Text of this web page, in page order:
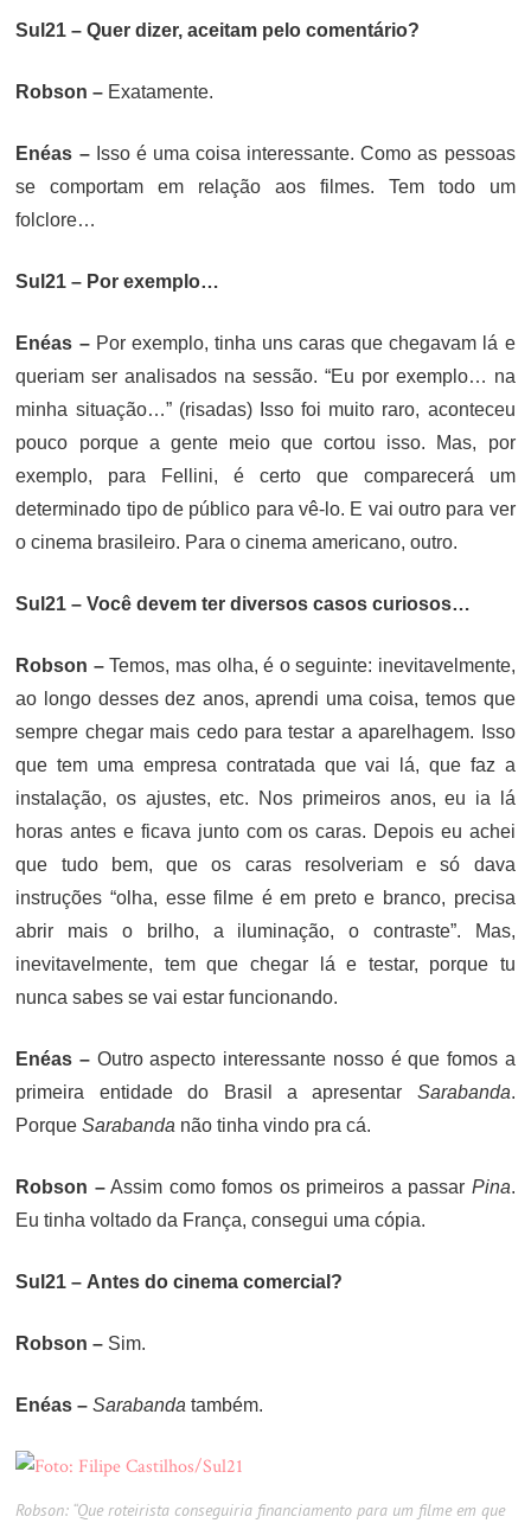
Sul21 – Quer dizer, aceitam pelo comentário?
Robson – Exatamente.
Enéas –Isso é uma coisa interessante. Como as pessoas
se comportam em relação aos filmes. Tem todo um
folclore…
Sul21 – Por exemplo…
Enéas –Por exemplo, tinha uns caras que chegavam lá e
queriam ser analisados na sessão. “Eu por exemplo… na
minha situação…” (risadas) Isso foi muito raro, aconteceu
pouco porque a gente meio que cortou isso. Mas, por
exemplo, para Fellini, é certo que comparecerá um
determinado tipo de público para vê-lo. E vai outro para ver
o cinema brasileiro. Para o cinema americano, outro.
Sul21 – Você devem ter diversos casos curiosos…
Robson –Temos, mas olha, é o seguinte: inevitavelmente,
ao longo desses dez anos, aprendi uma coisa, temos que
sempre chegar mais cedo para testar a aparelhagem. Isso
que tem uma empresa contratada que vai lá, que faz a
instalação, os ajustes, etc. Nos primeiros anos, eu ia lá
horas antes e ficava junto com os caras. Depois eu achei
que tudo bem, que os caras resolveriam e só dava
instruções “olha, esse filme é em preto e branco, precisa
abrir mais o brilho, a iluminação, o contraste”. Mas,
inevitavelmente, tem que chegar lá e testar, porque tu
nunca sabes se vai estar funcionando.
Enéas – Outro aspecto interessante nosso é que fomos a
primeira entidade do Brasil a apresentar Sarabanda.
PorqueSarabanda não tinha vindo pra cá.
Robson –Assim como fomos os primeiros a passar Pina.
Eu tinha voltado da França, consegui uma cópia.
Sul21 – Antes do cinema comercial?
Robson – Sim.
Enéas – Sarabanda também.
Robson: “Que roteirista conseguiria financiamento para um filme em que